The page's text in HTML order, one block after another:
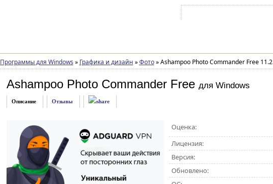
Программы для Windows » Графика и дизайн » Фото »Ashampoo Photo Commander Free
Ashampoo Photo Commander Free для Windows
Описание Отзывы
Оценка:
Лицензия:
Версия:
Обновлено: